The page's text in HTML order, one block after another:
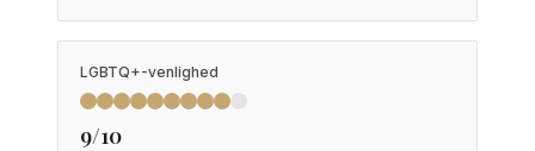
LGBTQ+-venlighed
9/10